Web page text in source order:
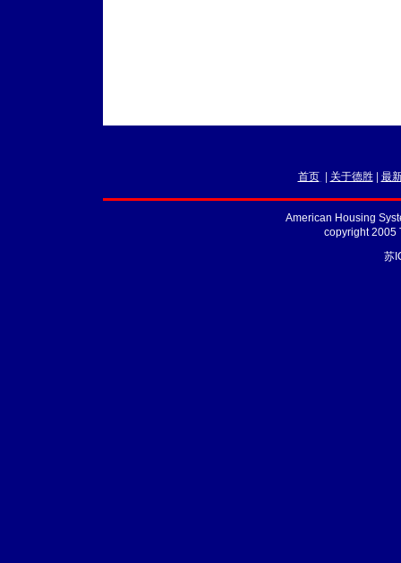
首页 | 关于德胜| 最
American Housing
copyright 2005
苏